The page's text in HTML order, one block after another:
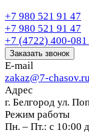
+7 980 521 91 47
+7 980 521 91 47
+7 (4722) 400-081
Заказать звонок
E-mail
zakaz@7-chasov.ru
Адрес
г. Белгород ул.
Режим работы
Пн. – Пт.: с 10:00